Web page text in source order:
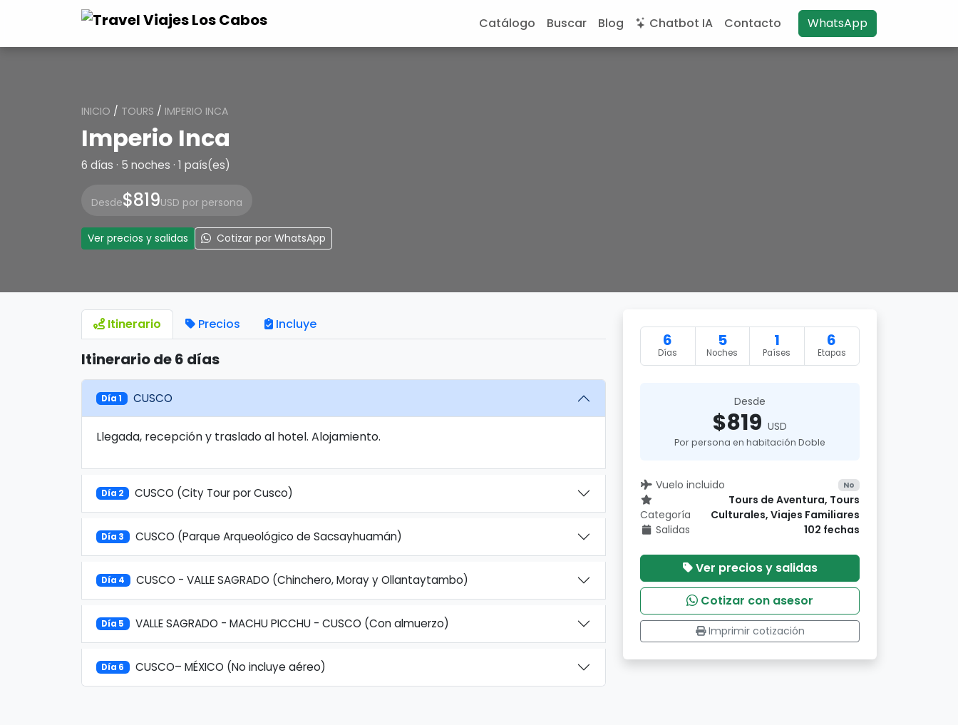
Catálogo Buscar Blog Chatbot IA Contacto WhatsApp
INICIO / TOURS / IMPERIO INCA
Imperio Inca
6 días · 5 noches · 1 país(es)
Desde$819USD por persona
Ver precios y salidas Cotizar por WhatsApp
Itinerario Precios Incluye
Itinerario de 6 días
Día 1 CUSCO
Llegada, recepción y traslado al hotel. Alojamiento.
Día 2 CUSCO (City Tour por Cusco)
Día 3 CUSCO (Parque Arqueológico de Sacsayhuamán)
Día 4 CUSCO - VALLE SAGRADO (Chinchero, Moray y Ollantaytambo)
Día 5 VALLE SAGRADO - MACHU PICCHU - CUSCO (Con almuerzo)
Día 6 CUSCO– MÉXICO (No incluye aéreo)
6
Días
5
Noches
1
Países
6
Etapas
Desde
$819 USD
Por persona en habitación Doble
Vuelo incluido No
Categoría
Tours de Aventura, Tours
Culturales, Viajes Familiares
Salidas
102 fechas
Ver precios y salidas
Cotizar con asesor
Imprimir cotización